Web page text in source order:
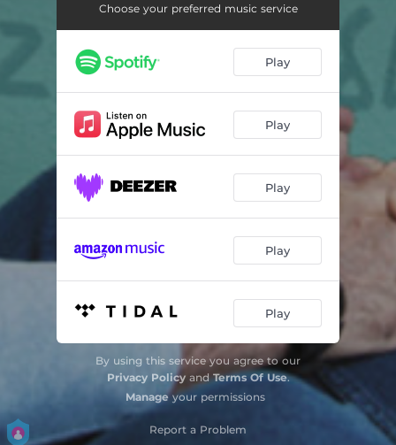
O Momento 05:24
Desde Que Ouvi o Samba 03:37
Cedo Ou Tarde 05:44
Semeando 05:10
Prudência 04:09
Água de Chuva 05:50
04:43
03:54
Na Sua Boca 04:57
Caravela
Tudo o Que Eu Fiz
Choose your preferred music service
Play
Play
Play
Play
Play
By using this service you agree to our
Privacy PolicyandTerms Of Use.
Manageyour permissions
Report a Problem